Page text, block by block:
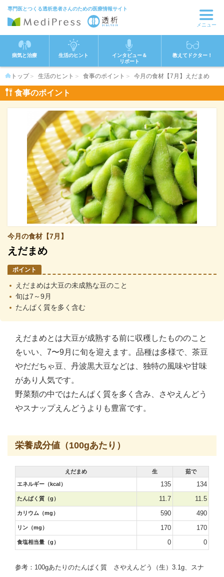
専門医とつくる透析患者さんのための医療情報サイト
メニュー
病気と治療 生活のヒント
インタビュー＆
リポート
教えてドクター！
トップ 生活のヒント 食事のポイント 今月の食材【7月】えだまめ
食事のポイント
今月の食材【7月】
えだまめ
ポイント
えだまめは大豆の未成熟な豆のこと
旬は7～9月
たんぱく質を多く含む
えだまめとは大豆が成熟する前に収穫したもののこと
をいい、7〜9月に旬を迎えます。品種は多様で、茶豆
やだだちゃ豆、丹波黒大豆などは、独特の風味や甘味
があり人気です。
野菜類の中ではたんぱく質を多く含み、さやえんどう
やスナップえんどうよりも豊富です。
栄養成分値（100gあたり）
えだまめ 生 茹で
エネルギー（kcal） 135 134
たんぱく質（g） 11.7 11.5
カリウム（mg） 590 490
リン（mg） 170 170
食塩相当量（g） 0 0
参考：100gあたりのたんぱく質 さやえんどう（生）3.1g、スナ